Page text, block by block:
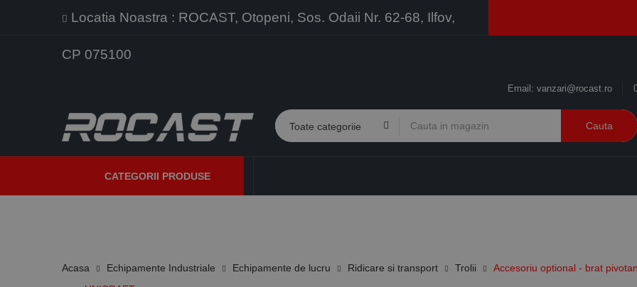
Locatia Noastra : ROCAST, Otopeni, Sos. Odaii Nr. 62-68, Ilfov,
CP 075100
Email: vanzari@rocast.ro
Cauta
CATEGORII PRODUSE
Acasa Echipamente Industriale Echipamente de lucru Ridicare si transport Trolii
Accesoriu optional - brat